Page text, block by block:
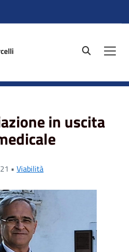
site.searc
in uscita
• Viabilità